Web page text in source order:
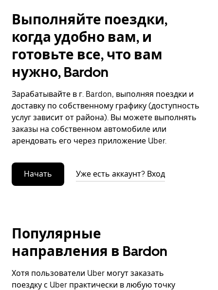
Выполняйте поездки,
когда удобно вам, и
готовьте все, что вам
нужно, Bardon
Зарабатывайте в г. Bardon, выполняя поездки и
доставку по собственному графику (доступность
услуг зависит от района). Вы можете выполнять
заказы на собственном автомобиле или
арендовать его через приложение Uber.
Начать Уже есть аккаунт? Вход
Популярные
направления в Bardon
Хотя пользователи Uber могут заказать
поездку с Uber практически в любую точку